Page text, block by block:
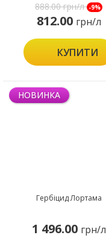
888.00грн/л -9%
812.00 грн/л
КУПИТИ
НОВИНКА
Гербіцид Лортама
1 496.00 грн/л